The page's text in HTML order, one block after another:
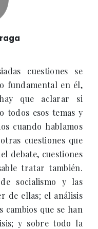
cuestiones se
fundamental en él,
que aclarar si
todos esos temas y
cuando hablamos
cuestiones que
debate, cuestiones
tratar también.
socialismo y las
de ellas; el análisis
que se han
y sobre todo la